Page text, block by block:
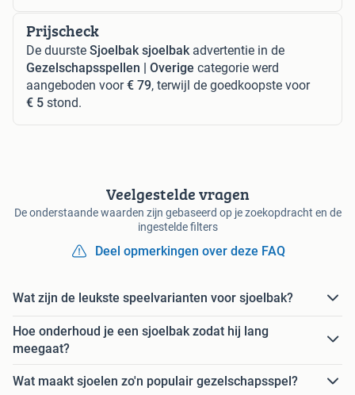
Prijscheck
De duurste Sjoelbak sjoelbak advertentie in de
Gezelschapsspellen | Overige categorie werd
aangeboden voor€ 79, terwijl de goedkoopste voor
€ 5 stond.
Veelgestelde vragen
De onderstaande waarden zijn gebaseerd op je zoekopdracht en de
ingestelde filters
Deel opmerkingen over deze FAQ
Wat zijn de leukste speelvarianten voor sjoelbak?
Hoe onderhoud je een sjoelbak zodat hij lang
meegaat?
Wat maakt sjoelen zo'n populair gezelschapsspel?